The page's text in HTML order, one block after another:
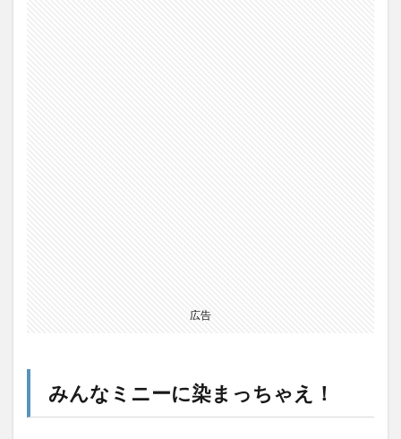
広告
みんなミニーに染まっちゃえ！